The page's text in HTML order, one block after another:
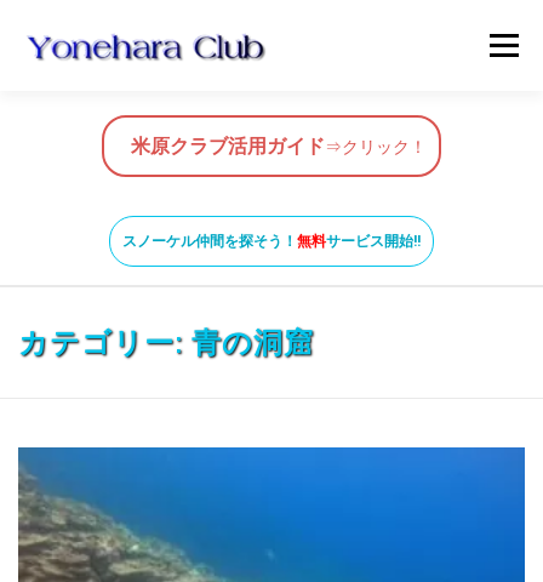
メニ
HOME 米原クラブ活用ガイド
スノーケルガイド BLOG & NEWS
SNORKEL BUDDY ISHIGAKI
米原クラブ活用ガイド⇒クリック！
スノーケル仲間を探そう！ 無料サービス開始!!
カテゴリー: 青の洞窟